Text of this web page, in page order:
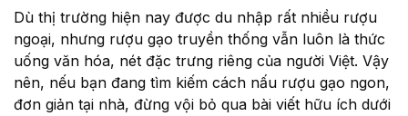
Dù thị trường hiện nay được du nhập rất nhiều rượu
ngoại, nhưng rượu gạo truyền thống vẫn luôn là thức
uống văn hóa, nét đặc trưng riêng của người Việt. Vậy
nên, nếu bạn đang tìm kiếm cách nấu rượu gạo ngon,
đơn giản tại nhà, đừng vội bỏ qua bài viết hữu ích dưới